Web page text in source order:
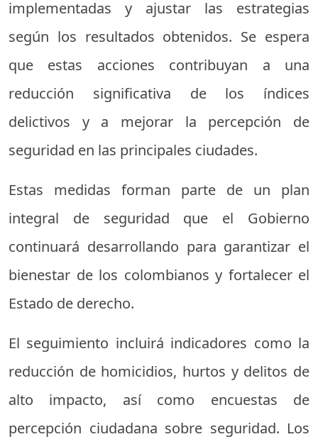
implementadas y ajustar las estrategias
según los resultados obtenidos. Se espera
que estas acciones contribuyan a una
reducción significativa de los índices
delictivos y a mejorar la percepción de
seguridad en las principales ciudades.
Estas medidas forman parte de un plan
integral de seguridad que el Gobierno
continuará desarrollando para garantizar el
bienestar de los colombianos y fortalecer el
Estado de derecho.
El seguimiento incluirá indicadores como la
reducción de homicidios, hurtos y delitos de
alto impacto, así como encuestas de
percepción ciudadana sobre seguridad. Los